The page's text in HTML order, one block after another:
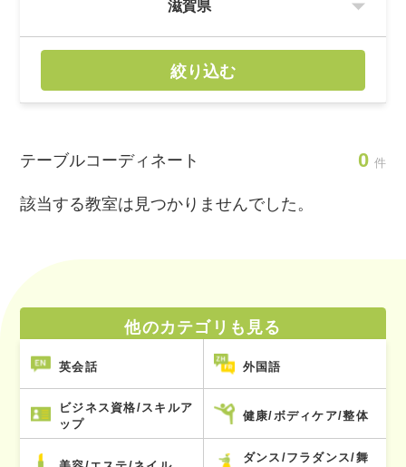
絞り込む
テーブルコーディネート 0 件
該当する教室は見つかりませんでした。
他のカテゴリも見る
英会話 外国語
ビジネス資格/スキルア
ップ
健康/ボディケア/整体
ダンス/フラダンス/舞